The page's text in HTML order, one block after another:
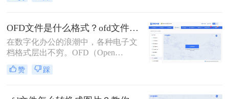
享或打印。那么ofd格式怎么转图片
呢？本文将介绍三种将OFD格式转换
为图片的高效方法。
OFD文件是什么格式？ofd文件如何转换成图片格式？
在数字化办公的浪潮中，各种电子文
档格式层出不穷。OFD（Open
Financial Document）作为一种新兴的
电子文档格式，逐渐在金融、税务等
格式的基本概念，并详细讲解ofd文件
赞 踩